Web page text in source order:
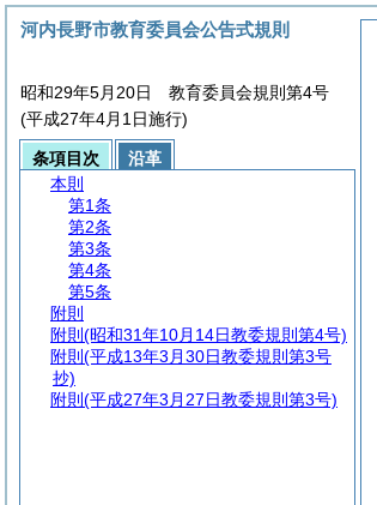
河内長野市教育委員会公告式規則
昭和29年5月20日 教育委員会規則第4号
(平成27年4月1日施行)
条項目次
沿革
本則
第1条
第2条
第3条
第4条
第5条
附則
附則 (昭和31年10月14日教委規則第4号)
附則 (平成13年3月30日教委規則第3号
抄)
附則 (平成27年3月27日教委規則第3号)